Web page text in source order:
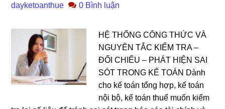
dayketoanthue 0 Bình luận
HỆ THỐNG CÔNG THỨC VÀ
NGUYÊN TẮC KIỂM TRA –
ĐỐI CHIẾU – PHÁT HIỆN SAI
SÓT TRONG KẾ TOÁN Dành
cho kế toán tổng hợp, kế toán
nội bộ, kế toán thuế muốn kiểm